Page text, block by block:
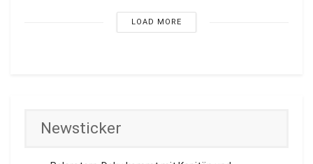
LOAD MORE
Newsticker